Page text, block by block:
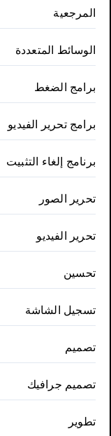
المرجعية
الوسائط المتعددة
برامج الضغط
برامج تحرير الفيديو
برنامج إلغاء التثبيت
تحرير الصور
تحرير الفيديو
تحسين
تسجيل الشاشة
تصميم
تصميم جرافيك
تطوير